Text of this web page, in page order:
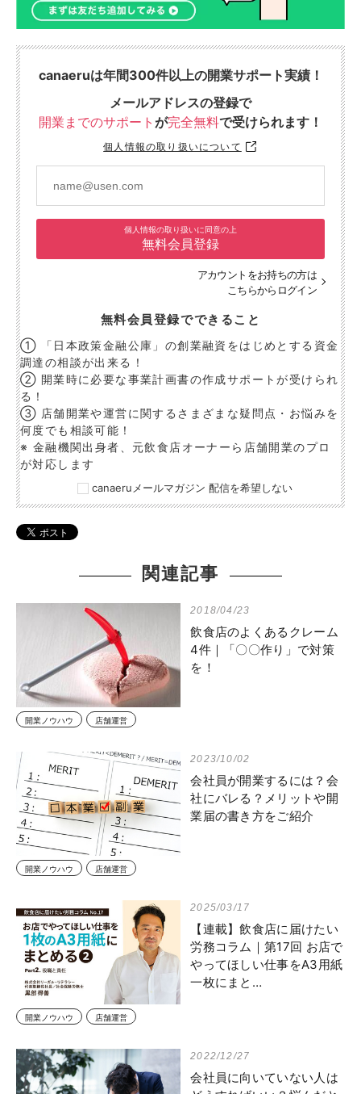
canaeruは年間300件以上の開業サポート実績！
メールアドレスの登録で
開業までのサポート が完全無料で受けられます！
個人情報の取り扱いについて
個人情報の取り扱いに同意の上
無料会員登録
アカウントをお持ちの方は
こちらからログイン
無料会員登録でできること
① 「日本政策金融公庫」の創業融資をはじめとする資金
調達の相談が出来る！
② 開業時に必要な事業計画書の作成サポートが受けられ
る！
③ 店舗開業や運営に関するさまざまな疑問点・お悩みを
何度でも相談可能！
※ 金融機関出身者、元飲食店オーナーら店舗開業のプロ
が対応します
canaeruメールマガジン 配信を希望しない
関連記事
2018/04/23
飲食店のよくあるクレーム
4件｜「〇〇作り」で対策
を！
開業ノウハウ 店舗運営
2023/10/02
会社員が開業するには？会
社にバレる？メリットや開
業届の書き方をご紹介
開業ノウハウ 店舗運営
2025/03/17
【連載】飲食店に届けたい
労務コラム｜第17回 お店で
やってほしい仕事をA3用紙
一枚にまと…
開業ノウハウ 店舗運営
2022/12/27
会社員に向いていない人は